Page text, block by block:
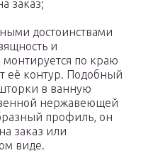
заказ;
достоинствами
и
монтируется по краю
её контур. Подобный
в ванную
нержавеющей
профиль, он
заказ или
виде.